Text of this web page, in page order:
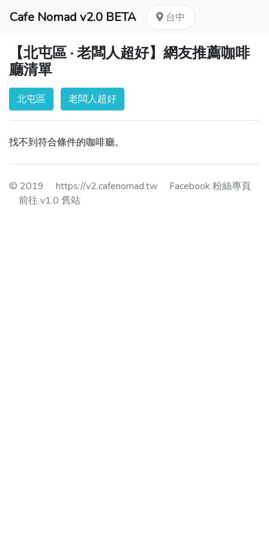
Cafe Nomad v2.0 BETA 台中
【北屯區 · 老闆人超好】網友推薦咖啡
廳清單
北屯區 老闆人超好
找不到符合條件的咖啡廳。
© 2019 https://v2.cafenomad.tw
Facebook 粉絲專頁
前往 v1.0 舊站